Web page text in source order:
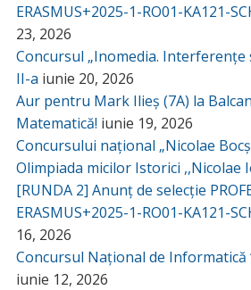
ERASMUS+2025-1-RO01-KA121-
23, 2026
Concursul „Inomedia. Interferențe
II-a iunie 20, 2026
Aur pentru Mark Ilieș (7A) la
Matematică! iunie 19, 2026
Concursului național „Nicolae
Olimpiada micilor Istorici ,,Nicolae
[RUNDA 2] Anunț de selecție
ERASMUS+2025-1-RO01-KA121-
16, 2026
Concursul Național de Informatică
iunie 12, 2026